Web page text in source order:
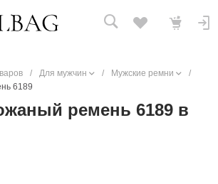
/ Для мужчин / Мужские ремни
/
6189
ремень 6189 в